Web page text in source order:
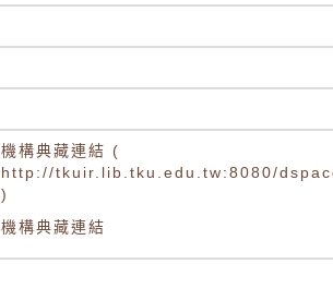
機構典藏連結 (
http://tkuir.lib.tku.edu.tw:8080/
)
機構典藏連結